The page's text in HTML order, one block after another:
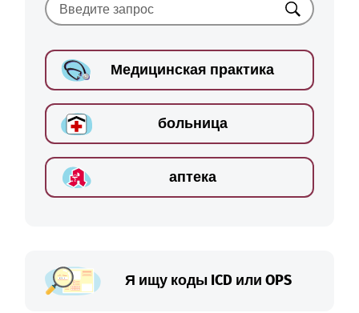
Искать
Медицинская практика
больница
аптека
Я ищу коды ICD или OPS